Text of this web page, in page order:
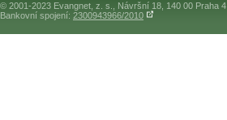
© 2001-2023 Evangnet, z. s., Návršní 18, 140 00 Praha 4
Bankovní spojení: 2300943966/2010